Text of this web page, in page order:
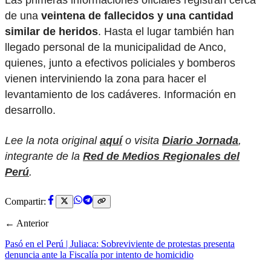
de una veintena de fallecidos y una cantidad
similar de heridos. Hasta el lugar también han
llegado personal de la municipalidad de Anco,
quienes, junto a efectivos policiales y bomberos
vienen interviniendo la zona para hacer el
levantamiento de los cadáveres. Información en
desarrollo.
Lee la nota original aquío visita Diario Jornada,
integrante de la Red de Medios Regionales del
Perú.
Compartir:
← Anterior
Pasó en el Perú | Juliaca: Sobreviviente de protestas presenta
denuncia ante la Fiscalía por intento de homicidio